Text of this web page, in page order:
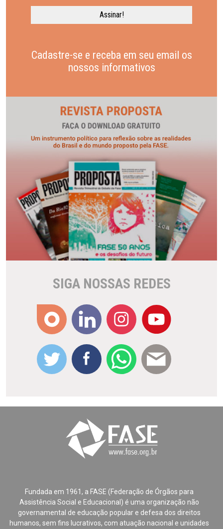
Cadastre-se e receba em seu email os
nossos informativos
SIGA NOSSAS REDES
Fundada em 1961, a FASE (Federação de Órgãos para
Assistência Social e Educacional) é uma organização não
governamental de educação popular e defesa dos direitos
humanos, sem fins lucrativos, com atuação nacional e unidades